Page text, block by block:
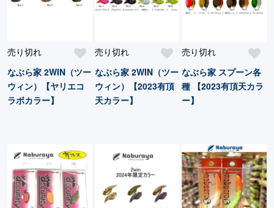
売り切れ
なぶら家 2WIN（ツー
ウィン）【ヤリエコ
ラボカラー】
売り切れ
なぶら家 2WIN（ツー
ウィン）【2023有頂
天カラー】
売り切れ
なぶら家 スプーン各
種 【2023有頂天カラ
ー】